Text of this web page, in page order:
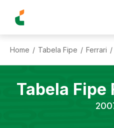
Home / Tabela Fipe / Ferrari /
Tabela Fipe